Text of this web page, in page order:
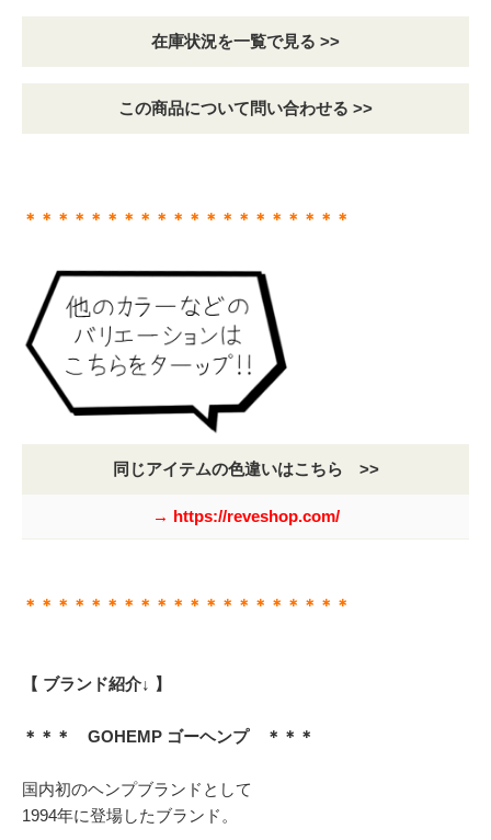
在庫状況を一覧で見る >>
この商品について問い合わせる >>
＊＊＊＊＊＊＊＊＊＊＊＊＊＊＊＊＊＊＊＊
同じアイテムの色違いはこちら >>
→ https://reveshop.com/
＊＊＊＊＊＊＊＊＊＊＊＊＊＊＊＊＊＊＊＊
【 ブランド紹介↓ 】
＊＊＊ GOHEMP ゴーヘンプ ＊＊＊
国内初のヘンプブランドとして
1994年に登場したブランド。